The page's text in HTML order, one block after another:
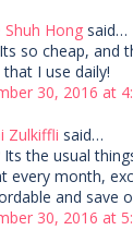
Shuh Hong said…
so cheap, and
I use daily!
30, 2016 at
Zulkiffli said…
Its the usual
every month,
and save
30, 2016 at